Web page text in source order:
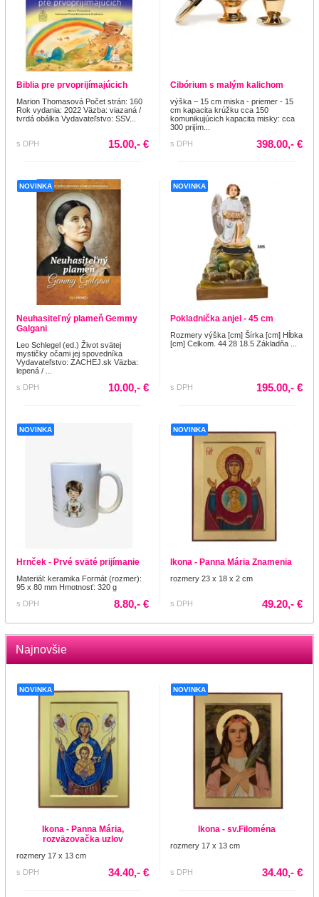
Biblia pre prvoprijímajúcich
Marion Thomasová Počet strán: 160
Rok vydania: 2022 Väzba: viazaná /
tvrdá obálka Vydavateľstvo: SSV...
s DPH 15.00,- €
Cibórium s malým kalichom
výška – 15 cm miska - priemer - 15
cm kapacita krúžku cca 150
komunikujúcich kapacita misky: cca
300 prijím...
s DPH
398.00,- €
NOVINKA
Neuhasiteľný plameň Gemmy
Galgani
Leo Schlegel (ed.) Život svätej
mystičky očami jej spovedníka
Vydavateľstvo: ZACHEJ.sk Väzba:
lepená / ...
s DPH
10.00,- €
NOVINKA
Pokladnička anjel - 45 cm
Rozmery výška [cm] Šírka [cm] Hĺbka
[cm] Celkom. 44 28 18.5 Základňa ...
s DPH 195.00,- €
NOVINKA
Hrnček - Prvé sväté prijímanie
Materiál: keramika Formát (rozmer):
95 x 80 mm Hmotnosť: 320 g
s DPH
8.80,- €
NOVINKA
Ikona - Panna Mária Znamenia
rozmery 23 x 18 x 2 cm
s DPH 49.20,- €
Najnovšie
NOVINKA
Ikona - Panna Mária,
rozväzovačka uzlov
rozmery 17 x 13 cm
s DPH
34.40,- €
NOVINKA
Ikona - sv.Filoména
rozmery 17 x 13 cm
s DPH 34.40,- €